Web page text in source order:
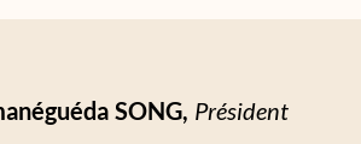
SONG, Président